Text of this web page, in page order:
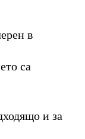
в
са
и за